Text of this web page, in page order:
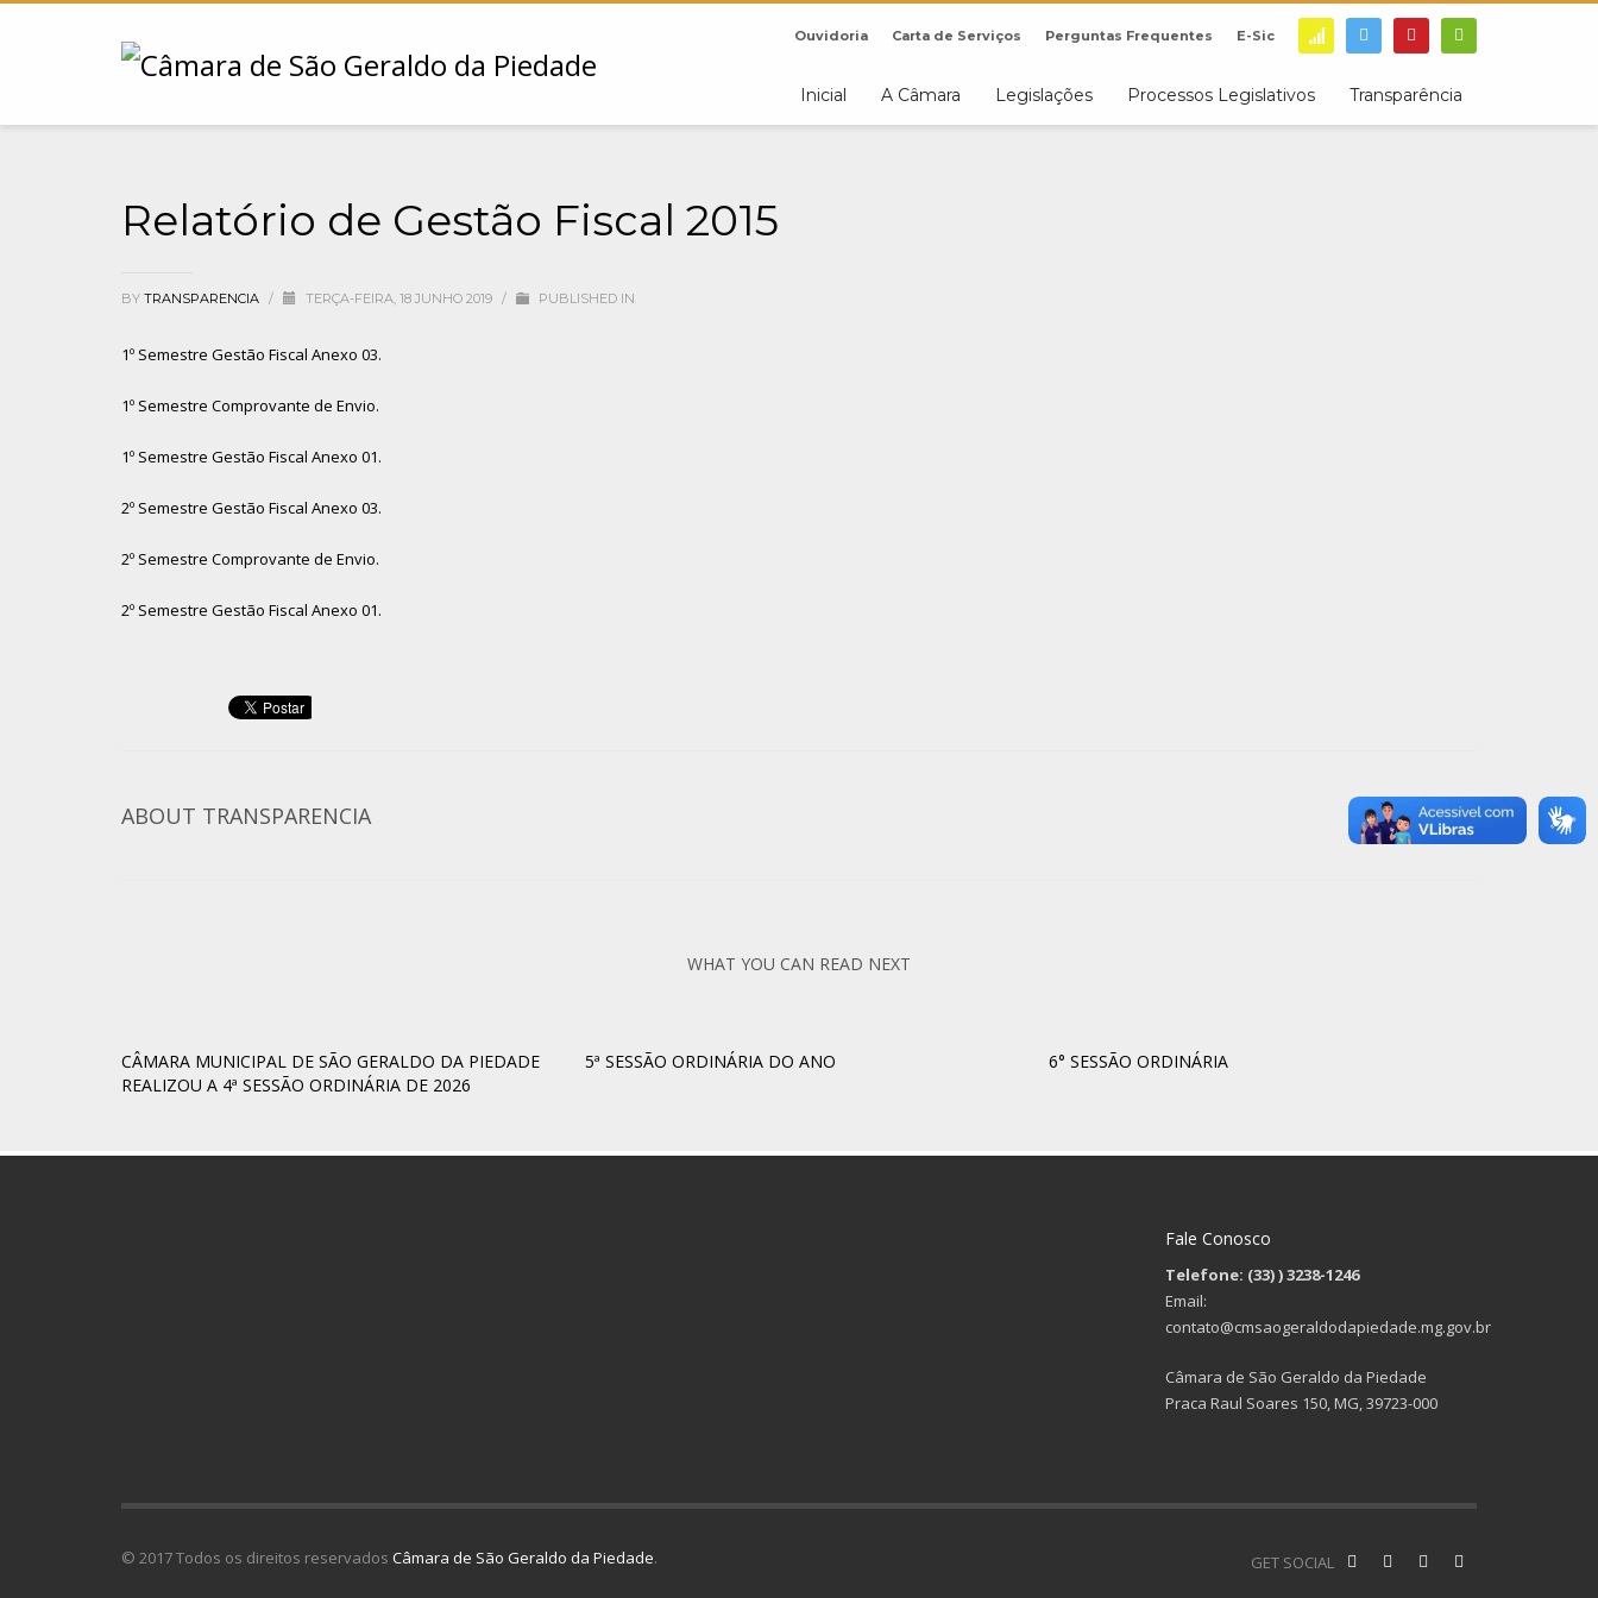
Ouvidoria Carta de Serviços Perguntas Frequentes E-Sic
Inicial A Câmara Legislações Processos Legislativos Transparência
Relatório de Gestão Fiscal 2015
BY TRANSPARENCIA / TERÇA-FEIRA, 18 JUNHO 2019 / PUBLISHED IN
1º Semestre Gestão Fiscal Anexo 03.
1º Semestre Comprovante de Envio.
1º Semestre Gestão Fiscal Anexo 01.
2º Semestre Gestão Fiscal Anexo 03.
2º Semestre Comprovante de Envio.
2º Semestre Gestão Fiscal Anexo 01.
ABOUT TRANSPARENCIA
WHAT YOU CAN READ NEXT
CÂMARA MUNICIPAL DE SÃO GERALDO DA PIEDADE
REALIZOU A 4ª SESSÃO ORDINÁRIA DE 2026
5ª SESSÃO ORDINÁRIA DO ANO 6° SESSÃO ORDINÁRIA
Fale Conosco
Telefone: (33)) 3238-1246
Email:
contato@cmsaogeraldodapiedade.mg.gov.br
Câmara de São Geraldo da Piedade
Praca Raul Soares 150, MG, 39723-000
GET SOCIAL
© 2017 Todos os direitos reservados Câmara de São Geraldo da Piedade.